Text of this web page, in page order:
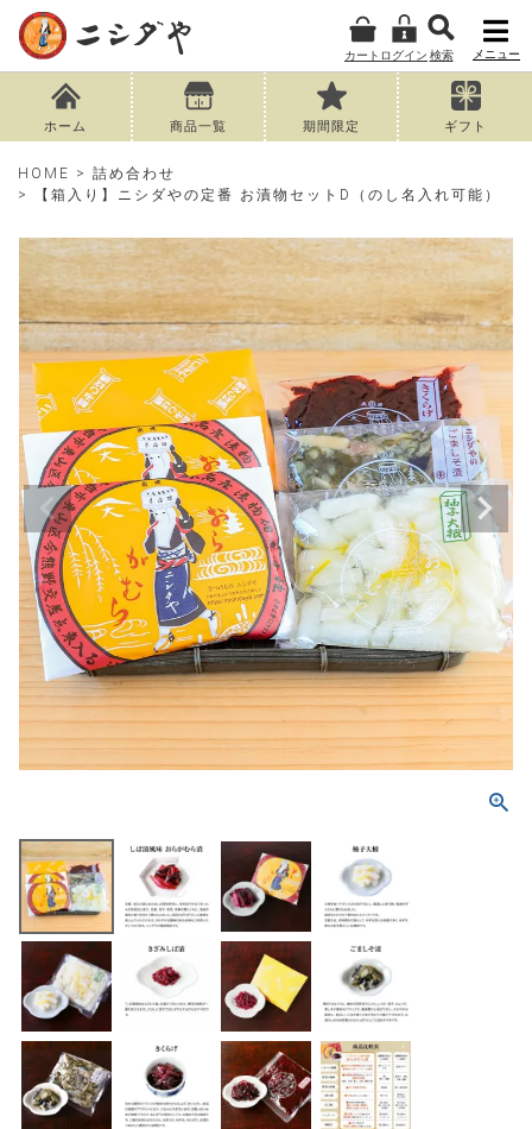
カート ログイン 検索 メニュー
ホーム 商品一覧 期間限定 ギフト
HOME
詰め合わせ
【箱入り】ニシダやの定番 お漬物セットD（のし名入れ可能）